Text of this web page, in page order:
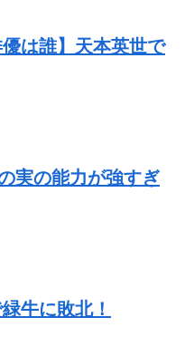
は誰】天本英世で
実の能力が強すぎ
牛に敗北！